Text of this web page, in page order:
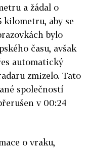
a žádal o
kilometru, aby se
bylo
času, avšak
automatický
zmizelo. Tato
společností
v 00:24
o vraku,